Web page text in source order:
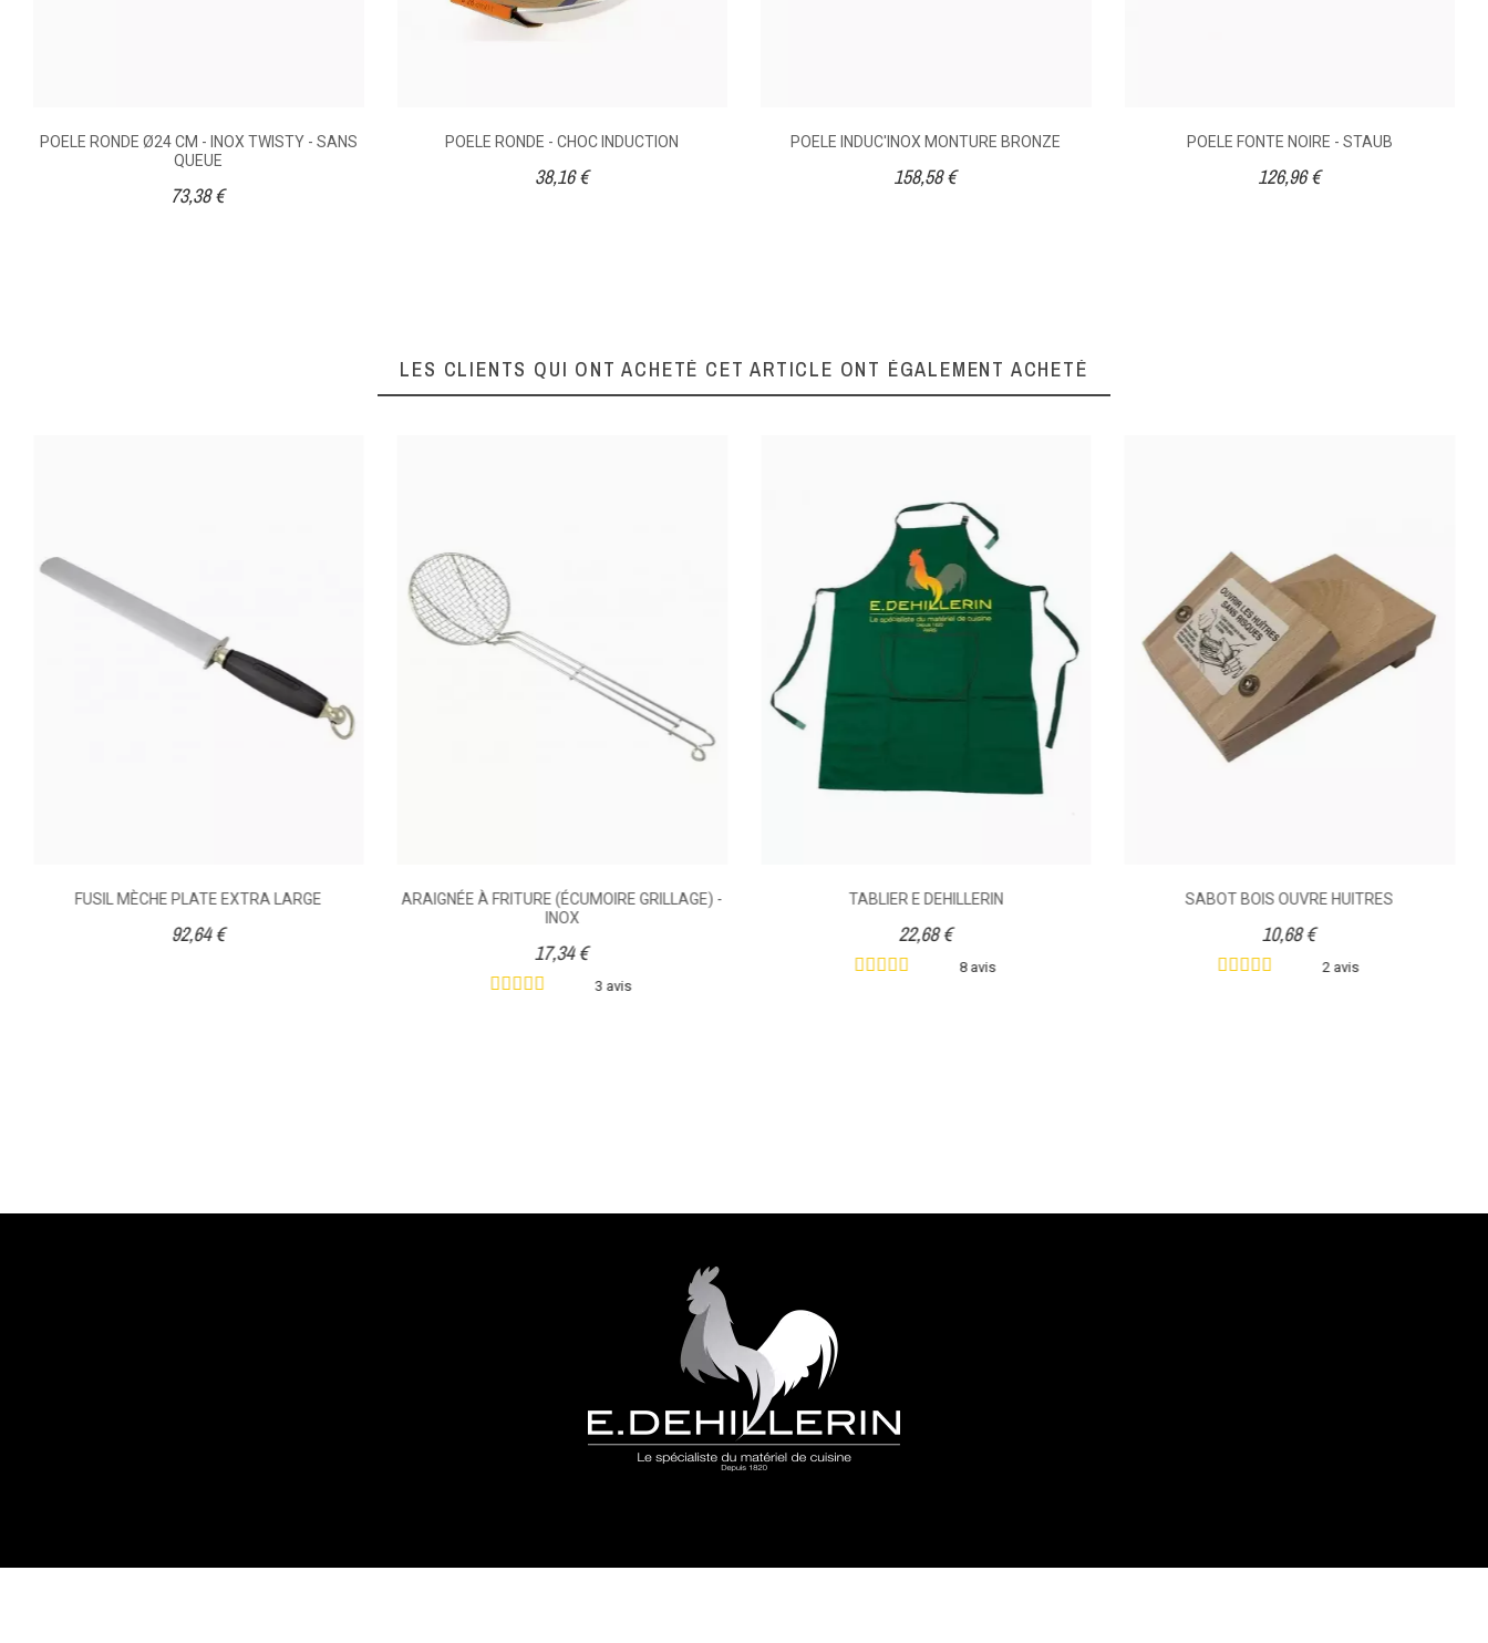
POELE RONDE Ø24 CM - INOX TWISTY - SANS
QUEUE
73,38 €
POELE RONDE - CHOC INDUCTION
38,16 €
POELE INDUC'INOX MONTURE BRONZE
158,58 €
POELE FONTE NOIRE - STAUB
126,96 €
LES CLIENTS QUI ONT ACHETÉ CET ARTICLE ONT ÉGALEMENT ACHETÉ
FUSIL MÈCHE PLATE EXTRA LARGE
92,64 €
ARAIGNÉE À FRITURE (ÉCUMOIRE GRILLAGE) -
INOX
3 avis
17,34 €
TABLIER E DEHILLERIN
8 avis
22,68 €
SABOT BOIS OUVRE HUITRES
2 avis
10,68 €